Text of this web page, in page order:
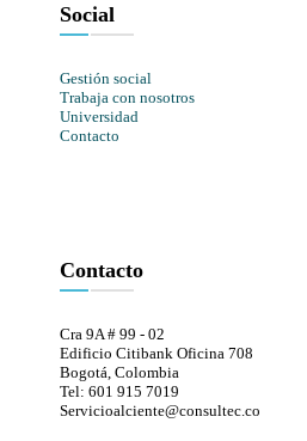
Social
Gestión social
Trabaja con nosotros
Universidad
Contacto
Contacto
Cra 9A # 99 - 02
Edificio Citibank Oficina 708
Bogotá, Colombia
Tel: 601 915 7019
Servicioalciente@consultec.co